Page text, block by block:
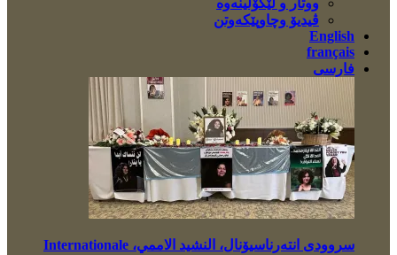
ڤیدیۆ وچاوپێکەوتن
English
français
فارسی
سروودی انتەرناسیۆنال، النشيد الاممي، Internationale